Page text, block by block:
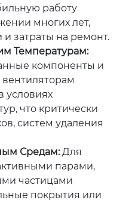
работу
многих лет,
затраты на ремонт.
Температурам:
компоненты и
условиях
что критически
систем удаления
Средам:Для
парами,
частицами
покрытия или